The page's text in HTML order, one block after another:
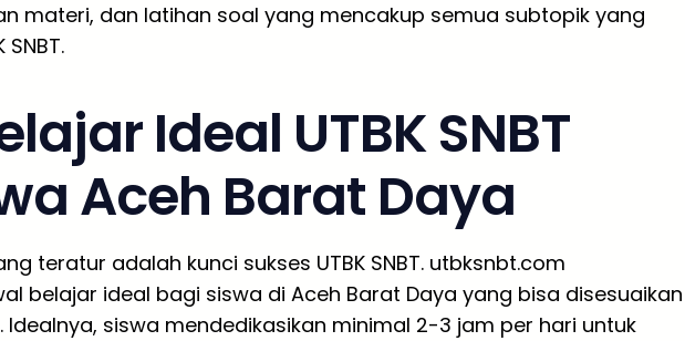
materi, dan latihan soal yang mencakup semua subtopik yang
Ideal UTBK SNBT
Aceh Barat Daya
teratur adalah kunci sukses UTBK SNBT. utbksnbt.com
belajar ideal bagi siswa di Aceh Barat Daya yang bisa disesuaikan
siswa mendedikasikan minimal 2-3 jam per hari untuk